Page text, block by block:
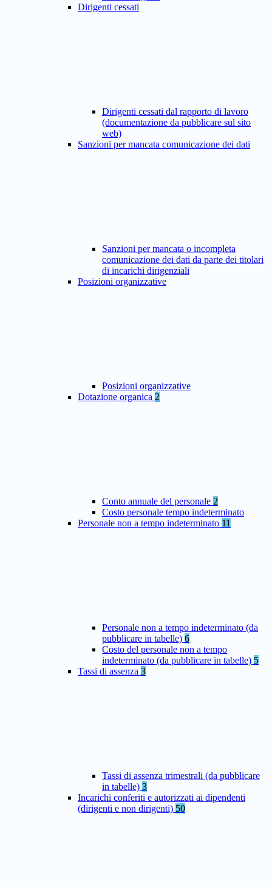
Dirigenti cessati
Dirigenti cessati dal rapporto di lavoro
(documentazione da pubblicare sul sito
web)
Sanzioni per mancata comunicazione dei dati
Sanzioni per mancata o incompleta
comunicazione dei dati da parte dei titolari
di incarichi dirigenziali
Posizioni organizzative
Posizioni organizzative
Dotazione organica 2
Conto annuale del personale 2
Costo personale tempo indeterminato
Personale non a tempo indeterminato 11
Personale non a tempo indeterminato (da
pubblicare in tabelle) 6
Costo del personale non a tempo
indeterminato (da pubblicare in tabelle) 5
Tassi di assenza 3
Tassi di assenza trimestrali (da pubblicare
in tabelle) 3
Incarichi conferiti e autorizzati ai dipendenti
(dirigenti e non dirigenti) 50